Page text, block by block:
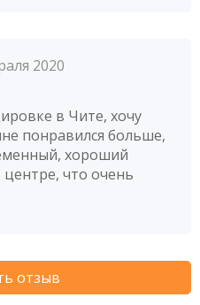
2020
в Чите, хочу
понравился больше,
хороший
что очень
отзыв